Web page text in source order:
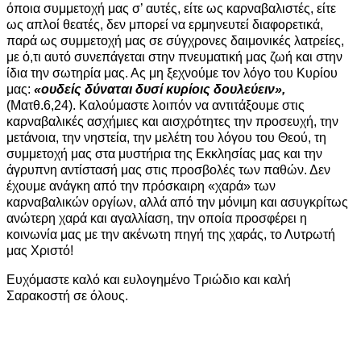
όποια συμμετοχή μας σ’ αυτές, είτε ως καρναβαλιστές, είτε
ως απλοί θεατές, δεν μπορεί να ερμηνευτεί διαφορετικά,
παρά ως συμμετοχή μας σε σύγχρονες δαιμονικές λατρείες,
με ό,τι αυτό συνεπάγεται στην πνευματική μας ζωή και στην
ίδια την σωτηρία μας. Ας μη ξεχνούμε τον λόγο του Κυρίου
μας: «ουδείς δύναται δυσί κυρίοις δουλεύειν»,
(Ματθ.6,24). Καλούμαστε λοιπόν να αντιτάξουμε στις
καρναβαλικές ασχήμιες και αισχρότητες την προσευχή, την
μετάνοια, την νηστεία, την μελέτη του λόγου του Θεού, τη
συμμετοχή μας στα μυστήρια της Εκκλησίας μας και την
άγρυπνη αντίστασή μας στις προσβολές των παθών. Δεν
έχουμε ανάγκη από την πρόσκαιρη «χαρά» των
καρναβαλικών οργίων, αλλά από την μόνιμη και ασυγκρίτως
ανώτερη χαρά και αγαλλίαση, την οποία προσφέρει η
κοινωνία μας με την ακένωτη πηγή της χαράς, το Λυτρωτή
μας Χριστό!
Ευχόμαστε καλό και ευλογημένο Τριώδιο και καλή
Σαρακοστή σε όλους.